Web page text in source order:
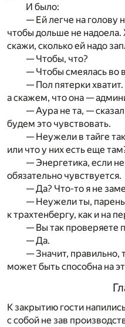
И было:
— Ей легче на голову
чтобы дольше не
скажи, сколько ей надо
— Чтобы, что?
— Чтобы смеялась во
— Пол пятерки
а скажем, что она —
— Аура не та, —
будем это чувствовать.
— Неужели в тайге
или что у них есть еще
— Энергетика, если
обязательно чувствуется.
— Да? Что-то я не
— Неужели ты,
к трахтенбергу, как и на
— Вы так проверяете
— Да.
— Значит, правильно,
может быть способна на
К закрытию гости
с собой не зав